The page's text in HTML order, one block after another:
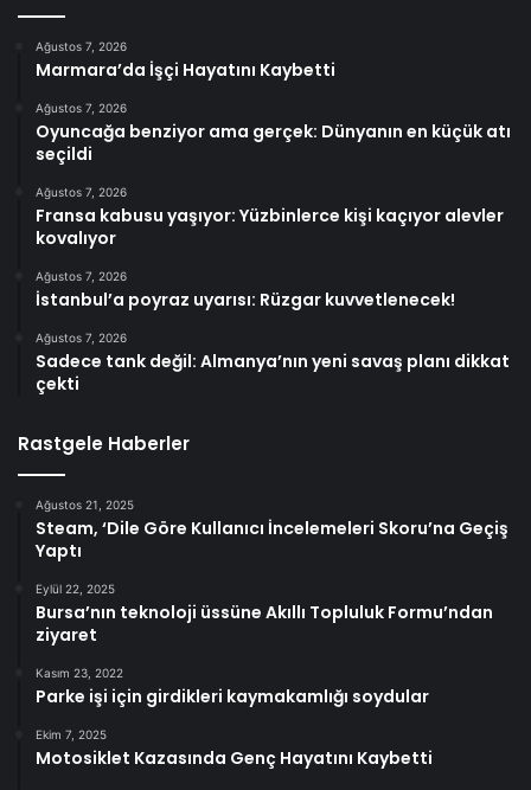
Ağustos 7, 2026
Marmara’da İşçi Hayatını Kaybetti
Ağustos 7, 2026
Oyuncağa benziyor ama gerçek: Dünyanın en küçük atı
seçildi
Ağustos 7, 2026
Fransa kabusu yaşıyor: Yüzbinlerce kişi kaçıyor alevler
kovalıyor
Ağustos 7, 2026
İstanbul’a poyraz uyarısı: Rüzgar kuvvetlenecek!
Ağustos 7, 2026
Sadece tank değil: Almanya’nın yeni savaş planı dikkat
çekti
Rastgele Haberler
Ağustos 21, 2025
Steam, ‘Dile Göre Kullanıcı İncelemeleri Skoru’na Geçiş
Yaptı
Eylül 22, 2025
Bursa’nın teknoloji üssüne Akıllı Topluluk Formu’ndan
ziyaret
Kasım 23, 2022
Parke işi için girdikleri kaymakamlığı soydular
Ekim 7, 2025
Motosiklet Kazasında Genç Hayatını Kaybetti